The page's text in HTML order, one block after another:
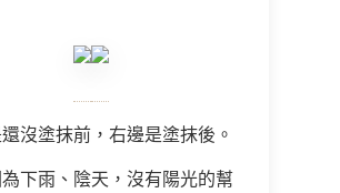
沒塗抹前，右邊是塗抹後。
下雨、陰天，沒有陽光的幫